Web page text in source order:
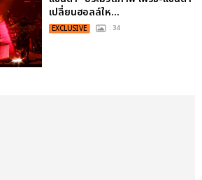
เปลี่ยนฮอลล์ให...
EXCLUSIVE : 34